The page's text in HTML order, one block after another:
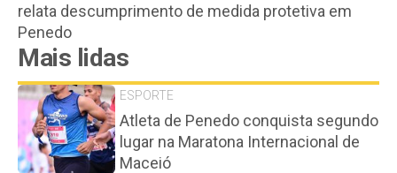
relata descumprimento de medida protetiva em
Penedo
Mais lidas
ESPORTE
Atleta de Penedo conquista segundo
lugar na Maratona Internacional de
Maceió